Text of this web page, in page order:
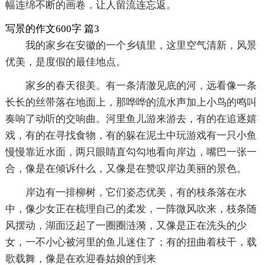
幅连绵不断的画卷，让人留流连忘返。
写景的作文600字 篇3
我的家乡在安徽的一个乡镇里，这里空气清新，风景
优美，是度假的最佳地点。
家乡的春天很美。有一条清澈见底的河，远看像一条
长长的丝带落在地面上，那哗哗的流水声加上小鸟的鸣叫
奏响了动听的交响曲。河里鱼儿游来游去，有的在追逐嬉
戏，有的在寻找食物，有的躲在泥土中玩游戏有一只小鱼
慢慢靠近水面，两只眼睛直勾勾地看向岸边，嘴巴一张一
合，像是在倾诉什么，又像是在赞叹岸边美丽的景色。
岸边有一排柳树，它们姿态优美，有的枝条落在水
中，像少女正在梳理自己的柔发，一阵微风吹来，枝条随
风摆动，湖面泛起了一圈圈涟漪，又像是正在洗头的少
女，一不小心被河里的鱼儿迷住了；有的扭曲着枝干，载
歌载舞，像是在欢迎春姑娘的到来